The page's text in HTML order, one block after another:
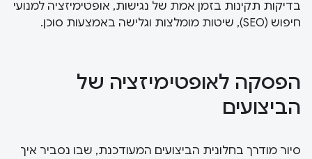
בדיקות תקינות בזמן אמת של נגישות, אופטימיזציה למנועי
חיפוש (SEO), שיטות מומלצות וגלישה באמצעות סוכן.
הפסקה לאופטימיזציה של
הביצועים
סיור מודרך בחלונית הביצועים המעודכנת, שבו נסביר איך